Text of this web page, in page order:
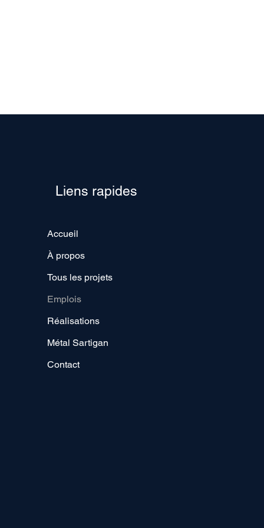
Liens rapides
Accueil
À propos
Tous les projets
Emplois
Réalisations
Métal Sartigan
Contact